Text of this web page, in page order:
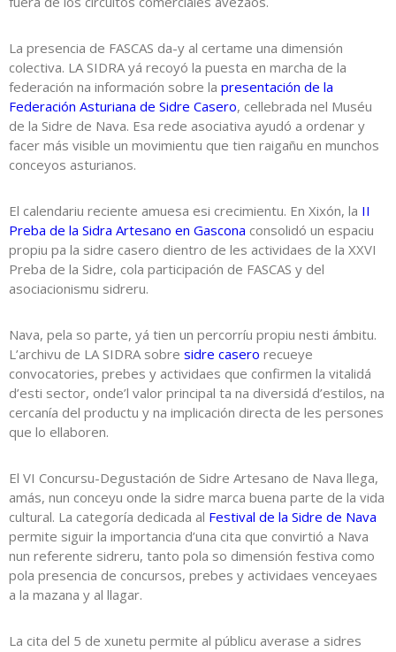
La presencia de FASCAS da-y al certame una dimensión
colectiva. LA SIDRA yá recoyó la puesta en marcha de la
federación na información sobre la presentación de la
Federación Asturiana de Sidre Casero, cellebrada nel Muséu
de la Sidre de Nava. Esa rede asociativa ayudó a ordenar y
facer más visible un movimientu que tien raigañu en munchos
conceyos asturianos.
El calendariu reciente amuesa esi crecimientu. En Xixón, la II
Preba de la Sidra Artesano en Gascona consolidó un espaciu
propiu pa la sidre casero dientro de les actividaes de la XXVI
Preba de la Sidre, cola participación de FASCAS y del
asociacionismu sidreru.
Nava, pela so parte, yá tien un percorríu propiu nesti ámbitu.
L’archivu de LA SIDRA sobre sidre casero recueye
convocatories, prebes y actividaes que confirmen la vitalidá
d’esti sector, onde’l valor principal ta na diversidá d’estilos, na
cercanía del productu y na implicación directa de les persones
que lo ellaboren.
El VI Concursu-Degustación de Sidre Artesano de Nava llega,
amás, nun conceyu onde la sidre marca buena parte de la vida
cultural. La categoría dedicada al Festival de la Sidre de Nava
permite siguir la importancia d’una cita que convirtió a Nava
nun referente sidreru, tanto pola so dimensión festiva como
pola presencia de concursos, prebes y actividaes venceyaes
a la mazana y al llagar.
La cita del 5 de xunetu permite al públicu averase a sidres